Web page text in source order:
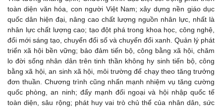
toàn diện văn hóa, con người Việt Nam; xây dựng nền giáo dục
quốc dân hiện đại, nâng cao chất lượng nguồn nhân lực, nhất là
nhân lực chất lượng cao; tạo đột phá trong khoa học, công nghệ,
đổi mới sáng tạo, chuyển đổi số và chuyển đổi xanh. Quản lý phát
triển xã hội bền vững; bảo đảm tiến bộ, công bằng xã hội, chăm
lo đời sống nhân dân trên tinh thần không hy sinh tiến bộ, công
bằng xã hội, an sinh xã hội, môi trường để chạy theo tăng trưởng
đơn thuần. Chương trình cũng nhấn mạnh nhiệm vụ tăng cường
quốc phòng, an ninh; đẩy mạnh đối ngoại và hội nhập quốc tế
toàn diện, sâu rộng; phát huy vai trò chủ thể của nhân dân, sức